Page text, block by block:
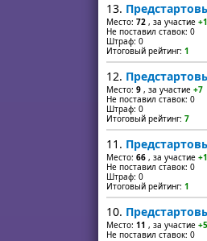
13.
Место: 72 , за участие +1
Не поставил ставок: 0
Штраф: 0
Итоговый рейтинг: 1
12.
Место: 9 , за участие +7
Не поставил ставок: 0
Штраф: 0
Итоговый рейтинг: 7
11.
Место: 66 , за участие +1
Не поставил ставок: 0
Штраф: 0
Итоговый рейтинг: 1
10.
Место: 11 , за участие +5
Не поставил ставок: 0